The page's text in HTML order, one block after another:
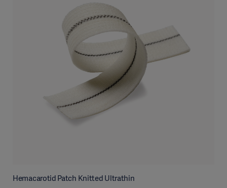
Hemacarotid Patch Knitted Ultrathin